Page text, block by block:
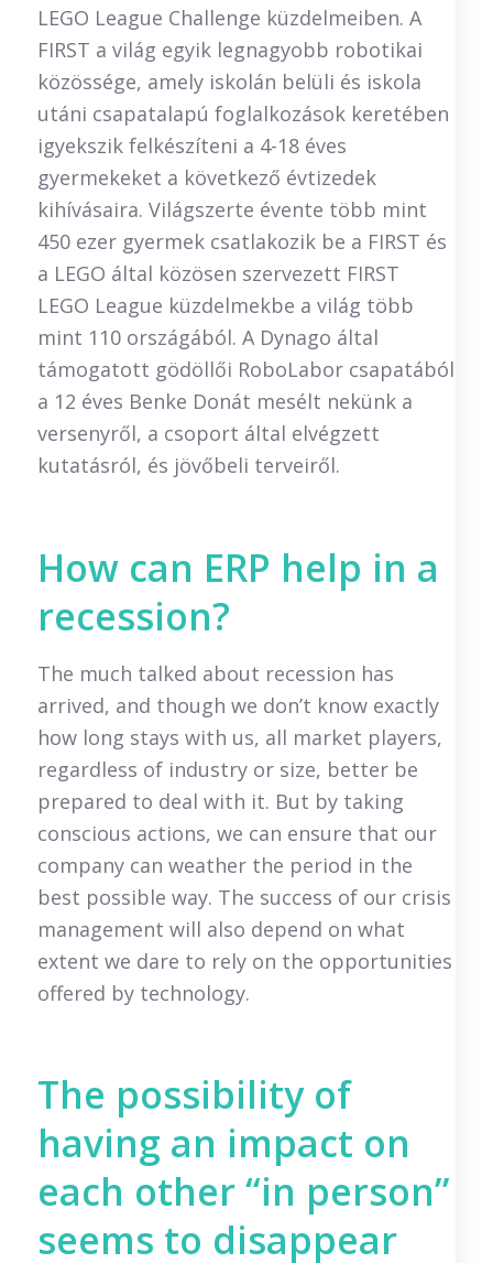
LEGO League Challenge küzdelmeiben. A
FIRST a világ egyik legnagyobb robotikai
közössége, amely iskolán belüli és iskola
utáni csapatalapú foglalkozások keretében
igyekszik felkészíteni a 4-18 éves
gyermekeket a következő évtizedek
kihívásaira. Világszerte évente több mint
450 ezer gyermek csatlakozik be a FIRST és
a LEGO által közösen szervezett FIRST
LEGO League küzdelmekbe a világ több
mint 110 országából. A Dynago által
támogatott gödöllői RoboLabor csapatából
a 12 éves Benke Donát mesélt nekünk a
versenyről, a csoport által elvégzett
kutatásról, és jövőbeli terveiről.
How can ERP help in a
recession?
The much talked about recession has
arrived, and though we don’t know exactly
how long stays with us, all market players,
regardless of industry or size, better be
prepared to deal with it. But by taking
conscious actions, we can ensure that our
company can weather the period in the
best possible way. The success of our crisis
management will also depend on what
extent we dare to rely on the opportunities
offered by technology.
The possibility of
having an impact on
each other “in person”
seems to disappear